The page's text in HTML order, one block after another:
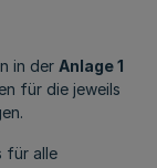
in der Anlage 1
für die jeweils
für alle